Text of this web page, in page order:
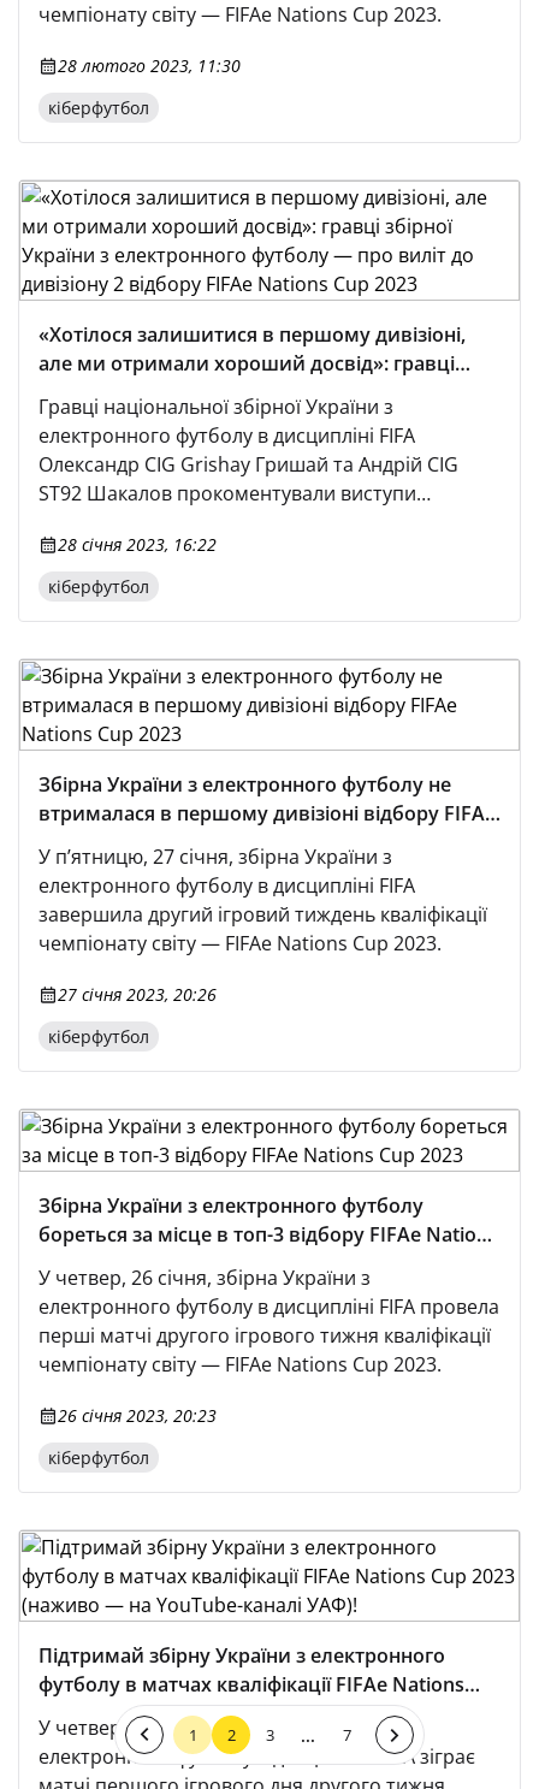
чемпіонату світу — FIFAe Nations Cup 2023.
28 лютого 2023, 11:30
кіберфутбол
«Хотілося залишитися в першому дивізіоні,
але ми отримали хороший досвід»: гравці
збірної України з електронного футболу — про
виліт до дивізіону 2 відбору FIFAe Nations Cup
2023
Гравці національної збірної України з
електронного футболу в дисципліні FIFA
Олександр CIG Grishay Гришай та Андрій CIG
ST92 Шакалов прокоментували виступи
раунду плей-ін FIFAe Nations Cup 2023.
Українська команда посіла в дивізіоні 1
28 січня 2023, 16:22
кіберфутбол
Збірна України з електронного футболу не
втрималася в першому дивізіоні відбору FIFAe
Nations Cup 2023
У п’ятницю, 27 січня, збірна України з
електронного футболу в дисципліні FIFA
завершила другий ігровий тиждень кваліфікації
чемпіонату світу — FIFAe Nations Cup 2023.
27 січня 2023, 20:26
кіберфутбол
Збірна України з електронного футболу
бореться за місце в топ-3 відбору FIFAe Nations
У четвер, 26 січня, збірна України з
електронного футболу в дисципліні FIFA провела
перші матчі другого ігрового тижня кваліфікації
чемпіонату світу — FIFAe Nations Cup 2023.
26 січня 2023, 20:23
кіберфутбол
Підтримай збірну України з електронного
футболу в матчах кваліфікації FIFAe Nations
Cup 2023 (наживо — на YouTube-каналі УАФ)!
У четвер, 26 січня, збірна України з
електронного футболу в дисципліні FIFA зіграє
1 2 3 ... 7